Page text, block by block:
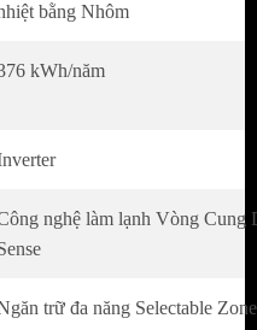
bằng Nhôm
kWh/năm
nghệ làm lạnh Vòng Cung
trữ đa năng Selectable Zone